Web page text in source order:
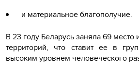
и материальное благополучие.
В 23 году Беларусь заняла 69 место
территорий, что ставит ее в
высоким уровнем человеческого